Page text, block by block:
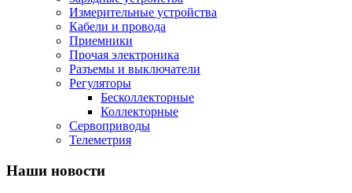
Измерительные устройства
Кабели и провода
Приемники
Прочая электроника
Разъемы и выключатели
Регуляторы
Бесколлекторные
Коллекторные
Сервоприводы
Телеметрия
Наши новости